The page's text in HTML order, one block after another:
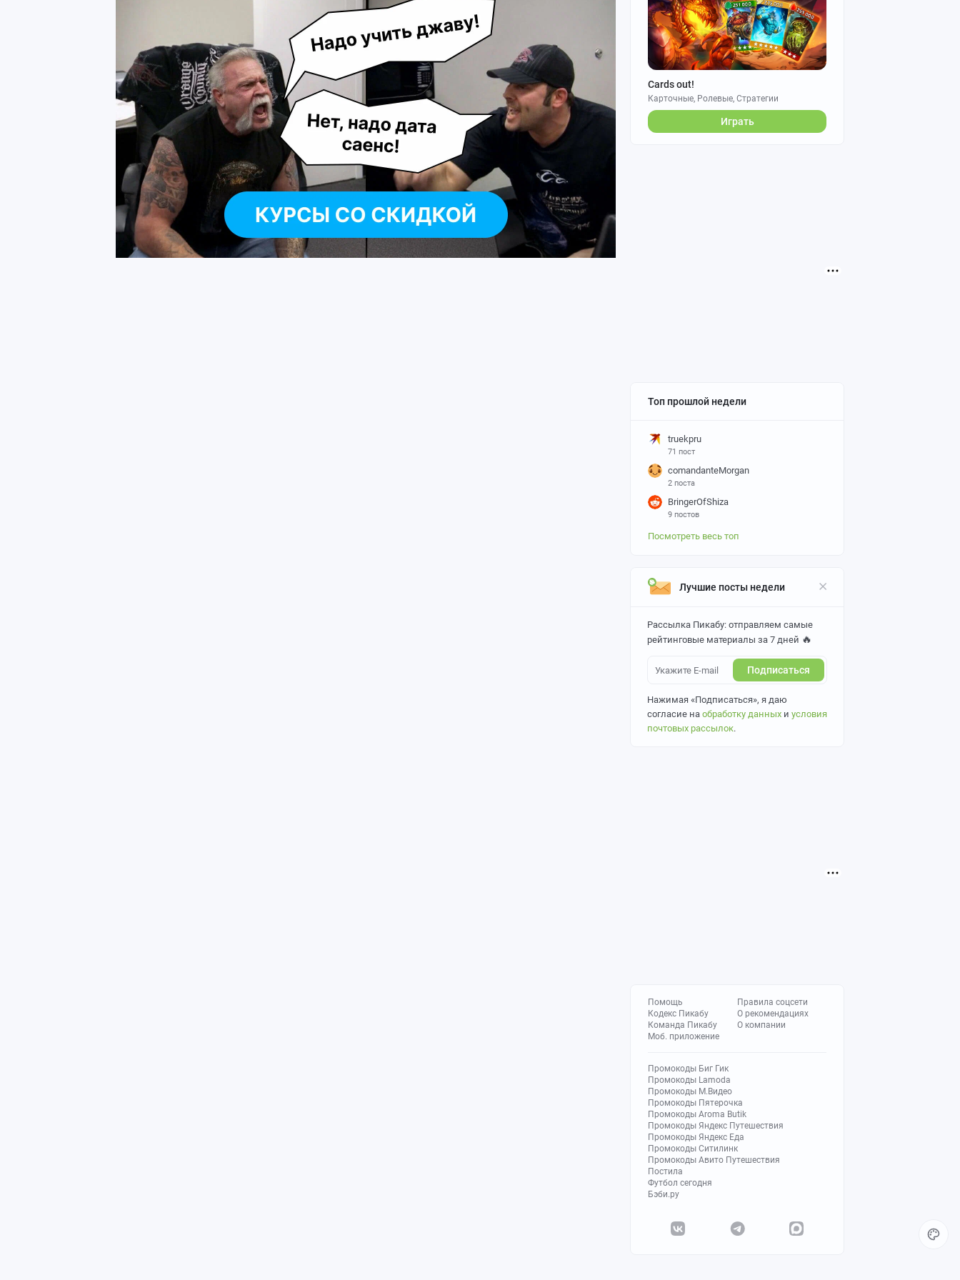
Cards out!
Карточные, Ролевые, Стратегии
Играть
Топ прошлой недели
truekpru
71 пост
comandanteMorgan
2 поста
BringerOfShiza
9 постов
Посмотреть весь топ
Лучшие посты недели
Рассылка Пикабу: отправляем самые
рейтинговые материалы за 7 дней 🔥
Подписаться
Нажимая «Подписаться», я даю
согласие на обработку данных и условия
почтовых рассылок.
Помощь
Кодекс Пикабу
Команда Пикабу
Моб. приложение
Правила соцсети
О рекомендациях
О компании
Промокоды Биг Гик
Промокоды Lamoda
Промокоды М.Видео
Промокоды Пятерочка
Промокоды Aroma Butik
Промокоды Яндекс Путешествия
Промокоды Яндекс Еда
Промокоды Ситилинк
Промокоды Авито Путешествия
Постила
Футбол сегодня
Бэби.ру